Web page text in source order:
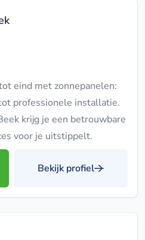
eind met zonnepanelen:
professionele installatie.
krijg je een betrouwbare
voor je uitstippelt.
Bekijk profiel